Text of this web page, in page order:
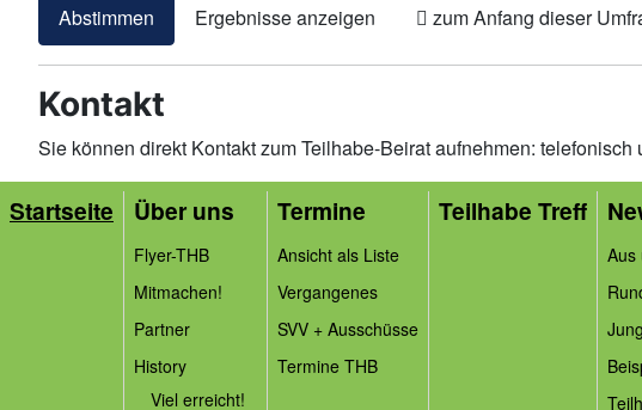
zum Anfang dieser
Kontakt
Sie können direkt Kontakt zum Teilhabe-Beirat aufnehmen:
Startseite Über uns
Flyer-THB
Mitmachen!
Partner
History
Viel erreicht!
Termine
Ansicht als Liste
Vergangenes
SVV + Ausschüsse
Termine THB
Teilhabe Treff
Aus